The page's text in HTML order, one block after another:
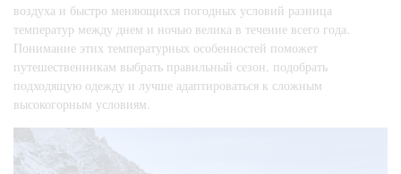
воздуха и быстро меняющихся погодных условий разница
температур между днем и ночью велика в течение всего года.
Понимание этих температурных особенностей поможет
путешественникам выбрать правильный сезон, подобрать
подходящую одежду и лучше адаптироваться к сложным
высокогорным условиям.